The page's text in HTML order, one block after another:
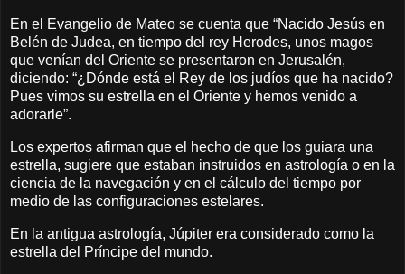
En el Evangelio de Mateo se cuenta que “Nacido Jesús en
Belén de Judea, en tiempo del rey Herodes, unos magos
que venían del Oriente se presentaron en Jerusalén,
diciendo: “¿Dónde está el Rey de los judíos que ha nacido?
Pues vimos su estrella en el Oriente y hemos venido a
adorarle”.
Los expertos afirman que el hecho de que los guiara una
estrella, sugiere que estaban instruidos en astrología o en la
ciencia de la navegación y en el cálculo del tiempo por
medio de las configuraciones estelares.
En la antigua astrología, Júpiter era considerado como la
estrella del Príncipe del mundo.